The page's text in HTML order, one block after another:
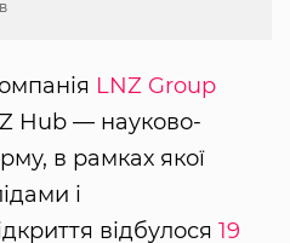
LNZ Group
Hub — науково-
в рамках якої
і
відбулося 19